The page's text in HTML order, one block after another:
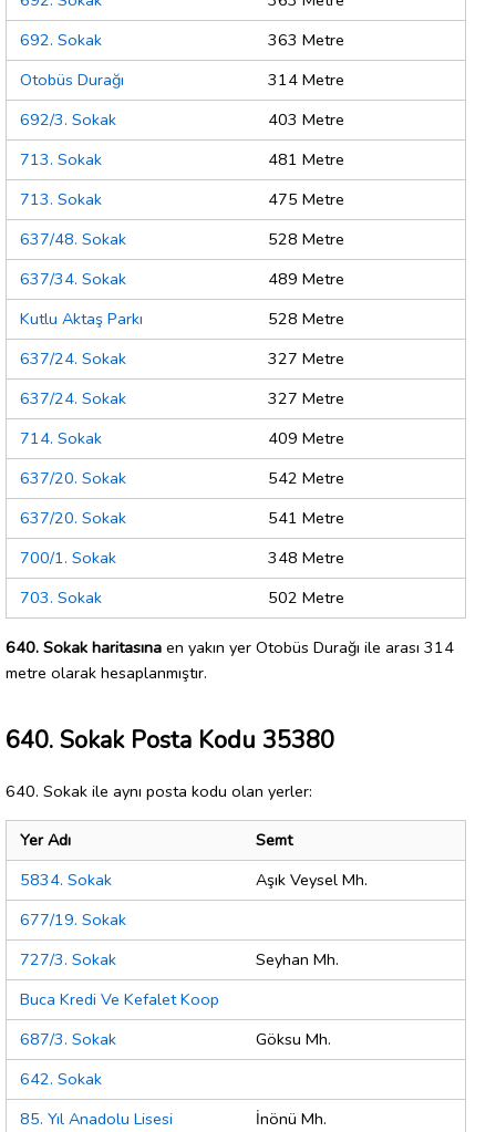
692. Sokak
363 Metre
Otobüs Durağı
314 Metre
692/3. Sokak
403 Metre
713. Sokak
481 Metre
713. Sokak
475 Metre
637/48. Sokak
528 Metre
637/34. Sokak
489 Metre
Kutlu Aktaş Parkı
528 Metre
637/24. Sokak
327 Metre
637/24. Sokak
327 Metre
714. Sokak
409 Metre
637/20. Sokak
542 Metre
637/20. Sokak
541 Metre
700/1. Sokak
348 Metre
703. Sokak
502 Metre
640. Sokak haritasına en yakın yer Otobüs Durağı ile arası 314
metre olarak hesaplanmıştır.
640. Sokak Posta Kodu 35380
640. Sokak ile aynı posta kodu olan yerler:
Yer Adı
Semt
5834. Sokak
Aşık Veysel Mh.
677/19. Sokak
727/3. Sokak
Seyhan Mh.
Buca Kredi Ve Kefalet Koop
687/3. Sokak
Göksu Mh.
642. Sokak
85. Yıl Anadolu Lisesi
İnönü Mh.